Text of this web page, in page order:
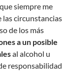
siempre me
las circunstancias
de los más
a un posible
al alcohol u
responsabilidad
moral